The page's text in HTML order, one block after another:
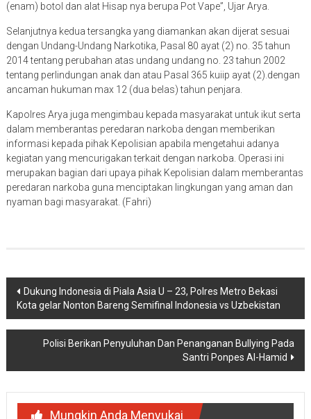
(enam) botol dan alat Hisap nya berupa Pot Vape”, Ujar Arya.
Selanjutnya kedua tersangka yang diamankan akan dijerat sesuai
dengan Undang-Undang Narkotika, Pasal 80 ayat (2) no. 35 tahun
2014 tentang perubahan atas undang undang no. 23 tahun 2002
tentang perlindungan anak dan atau Pasal 365 kuiip ayat (2).dengan
ancaman hukuman max 12 (dua belas) tahun penjara.
Kapolres Arya juga mengimbau kepada masyarakat untuk ikut serta
dalam memberantas peredaran narkoba dengan memberikan
informasi kepada pihak Kepolisian apabila mengetahui adanya
kegiatan yang mencurigakan terkait dengan narkoba. Operasi ini
merupakan bagian dari upaya pihak Kepolisian dalam memberantas
peredaran narkoba guna menciptakan lingkungan yang aman dan
nyaman bagi masyarakat. (Fahri)
Navigasi
pos
Dukung Indonesia di Piala Asia U – 23, Polres Metro Bekasi
Kota gelar Nonton Bareng Semifinal Indonesia vs Uzbekistan
Polisi Berikan Penyuluhan Dan Penanganan Bullying Pada
Santri Ponpes Al-Hamid
Mungkin Anda Menyukai